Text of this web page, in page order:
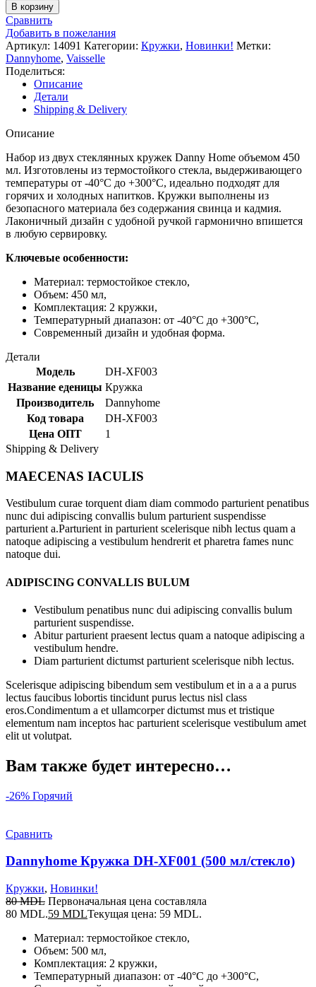
В корзину
Сравнить
Добавить в пожелания
Артикул: 14091 Категории: Кружки, Новинки! Метки:
Dannyhome, Vaisselle
Поделиться:
Описание
Детали
Shipping & Delivery
Описание
Набор из двух стеклянных кружек Danny Home объемом 450
мл. Изготовлены из термостойкого стекла, выдерживающего
температуры от -40°C до +300°C, идеально подходят для
горячих и холодных напитков. Кружки выполнены из
безопасного материала без содержания свинца и кадмия.
Лаконичный дизайн с удобной ручкой гармонично впишется
в любую сервировку.
Ключевые особенности:
Материал: термостойкое стекло,
Объем: 450 мл,
Комплектация: 2 кружки,
Температурный диапазон: от -40°C до +300°C,
Современный дизайн и удобная форма.
Детали
Модель
DH-XF003
Название еденицы Кружка
Производитель
Dannyhome
Код товара
DH-XF003
Цена ОПТ
1
Shipping & Delivery
MAECENAS IACULIS
Vestibulum curae torquent diam diam commodo parturient penatibus
nunc dui adipiscing convallis bulum parturient suspendisse
parturient a.Parturient in parturient scelerisque nibh lectus quam a
natoque adipiscing a vestibulum hendrerit et pharetra fames nunc
natoque dui.
ADIPISCING CONVALLIS BULUM
Vestibulum penatibus nunc dui adipiscing convallis bulum
parturient suspendisse.
Abitur parturient praesent lectus quam a natoque adipiscing a
vestibulum hendre.
Diam parturient dictumst parturient scelerisque nibh lectus.
Scelerisque adipiscing bibendum sem vestibulum et in a a a purus
lectus faucibus lobortis tincidunt purus lectus nisl class
eros.Condimentum a et ullamcorper dictumst mus et tristique
elementum nam inceptos hac parturient scelerisque vestibulum amet
elit ut volutpat.
Вам также будет интересно…
-26% Горячий
Сравнить
Dannyhome Кружка DH-XF001 (500 мл/стекло)
Кружки, Новинки!
80MDL Первоначальная цена составляла
80 MDL.59 MDLТекущая цена: 59 MDL.
Материал: термостойкое стекло,
Объем: 500 мл,
Комплектация: 2 кружки,
Температурный диапазон: от -40°C до +300°C,